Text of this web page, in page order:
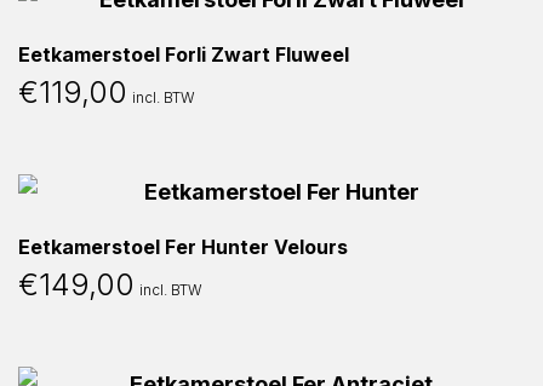
Eetkamerstoel Forli Zwart Fluweel
€119,00 incl. BTW
Eetkamerstoel Fer Hunter Velours
€149,00 incl. BTW